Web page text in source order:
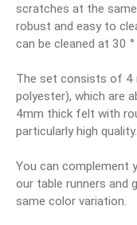
scratches at the
robust and easy to
can be cleaned at 30
The set consists of 4
polyester), which are
4mm thick felt with
particularly high quality.
You can complement
our table runners and
same color variation.